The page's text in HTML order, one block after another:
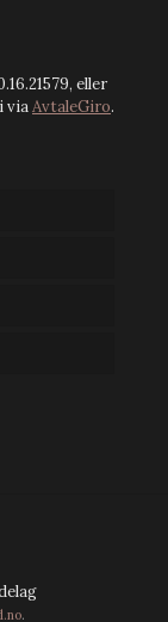
eller
viaAvtaleGiro.
.